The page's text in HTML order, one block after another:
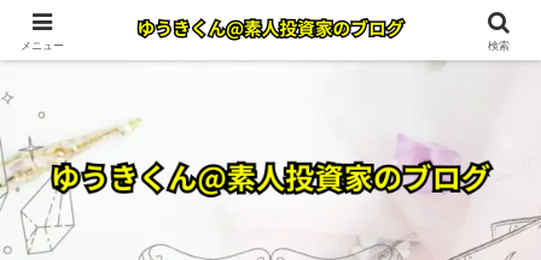
メニュー 検索